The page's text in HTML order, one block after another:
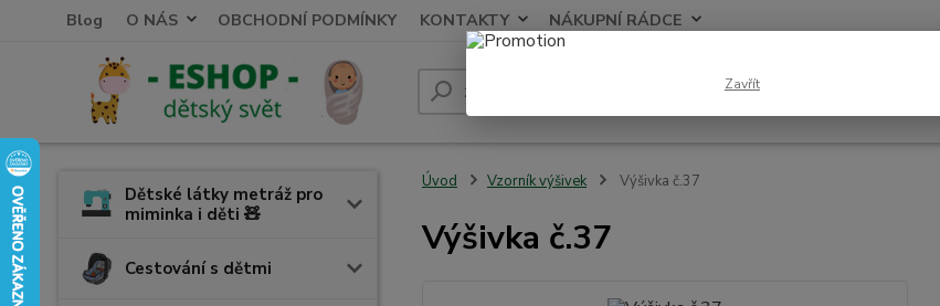
Blog O NÁS OBCHODNÍ PODMÍNKY KONTAKTY NÁKUPNÍ RÁDCE
Hledat
Dětské látky metráž pro
miminka i děti 🧸
Cestování s dětmi
Úvod Vzorník výšivek Výšivka č.37
Výšivka č.37
Zavřít